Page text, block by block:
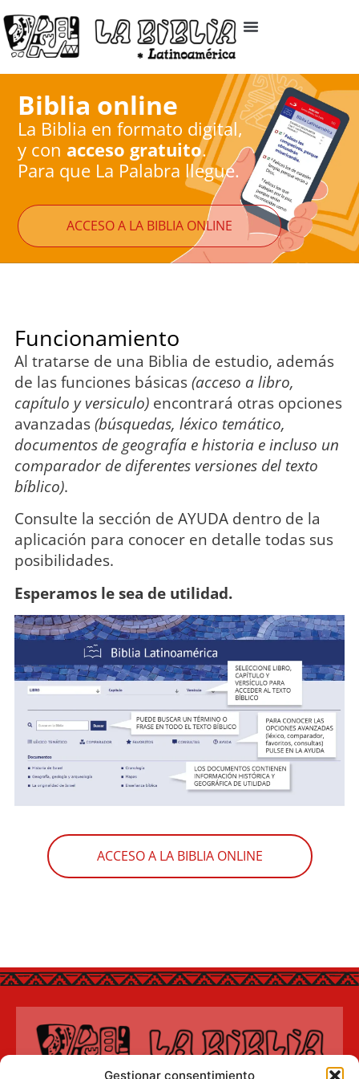
Gestionar consentimiento
Biblia online
La Biblia en formato digital,
y con acceso gratuito.
Para que La Palabra llegue.
ACCESO A LA BIBLIA ONLINE
Funcionamiento
Al tratarse de una Biblia de estudio, además
de las funciones básicas(acceso a libro,
capítulo y versiculo)encontrará otras opciones
avanzadas(búsquedas, léxico temático,
documentos de geografía e historia e incluso un
comparador de diferentes versiones del texto
bíblico).
Consulte la sección de AYUDA dentro de la
aplicación para conocer en detalle todas sus
posibilidades.
Esperamos le sea de utilidad.
ACCESO A LA BIBLIA ONLINE